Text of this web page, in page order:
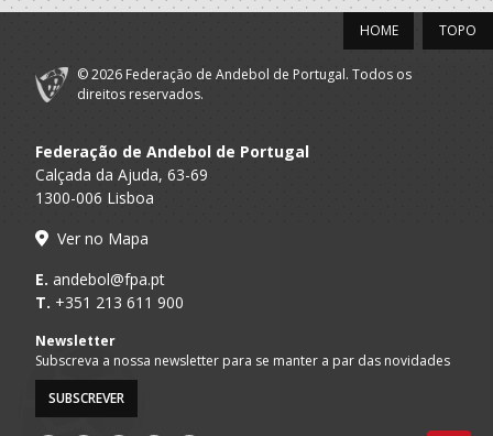
TOPO
HOME
© 2026 Federação de Andebol de Portugal. Todos os
direitos reservados.
Federação de Andebol de Portugal
Calçada da Ajuda, 63-69
1300-006 Lisboa
Ver no Mapa
E. andebol@fpa.pt
T. +351 213 611 900
Newsletter
Subscreva a nossa newsletter para se manter a par das novidades
SUBSCREVER